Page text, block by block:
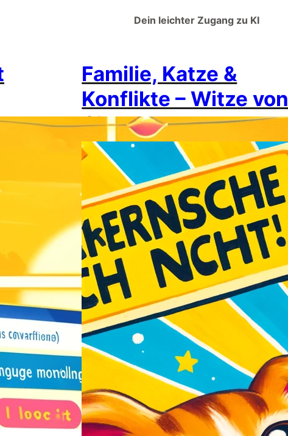
Dein leichter Zugang zu KI
Familie, Katze &
Konflikte – Witze von
Chatgpt